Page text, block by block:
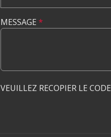
MESSAGE *
VEUILLEZ RECOPIER LE CODE